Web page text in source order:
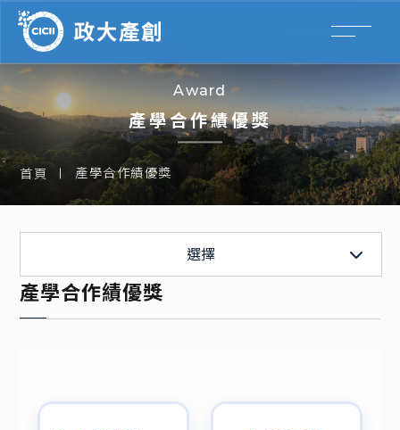
Award
產學合作績優獎
首頁 產學合作績優獎
產學合作績優獎
選擇
流程與範本
產學合作相關法規
行政服務